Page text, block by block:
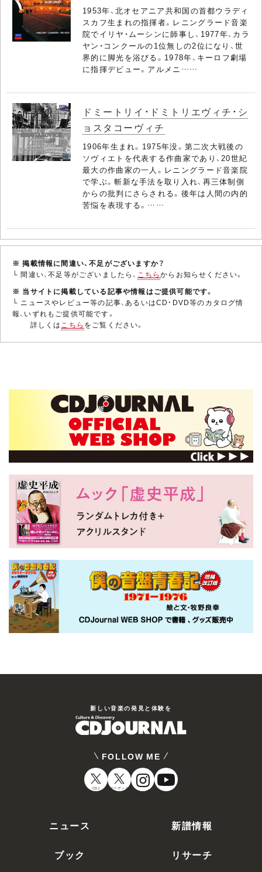
1953年、北オセアニア共和国の首都ウラディ
スカフ生まれの指揮者。レニングラード音楽
院でイリヤ・ムーシンに師事し、1977年、カラ
ヤン・コンクールの1位無しの2位になり、世
界的に脚光を浴びる。1978年、キーロフ劇場
に指揮デビュー。アルメニ……
ドミートリイ・ドミトリエヴィチ・シ
ョスタコーヴィチ
1906年生まれ。1975年没。第二次大戦後の
ソヴィエトを代表する作曲家であり、20世紀
最大の作曲家の一人。レニングラード音楽院
で学ぶ。斬新な手法を取り入れ、再三体制側
からの批判にさらされる。後年は人間の内的
苦悩を表現する。……
※ 掲載情報に間違い、不足がございますか？
└ 間違い、不足等がございましたら、 こちらからお知らせください。
※ 当サイトに掲載している記事や情報はご提供可能です。
└ ニュースやレビュー等の記事、あるいはCD・DVD等のカタログ情
報、いずれもご提供可能です。
詳しくはこちら をご覧ください。
新しい⾳楽の発⾒と体験を
FOLLOW ME
CDJ オーディオ
ニュース 新譜情報
ブック リサーチ